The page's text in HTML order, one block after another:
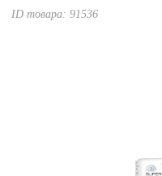
ID товара:91536